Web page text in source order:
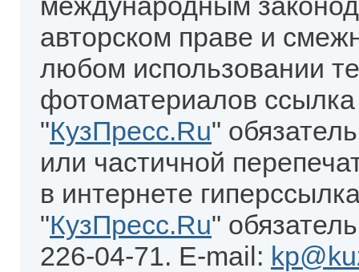
авторском праве и
любом использовании
фотоматериалов
"КузПресс.Ru"
или частичной
в интернете
"КузПресс.Ru"
226-04-71. E-mail: